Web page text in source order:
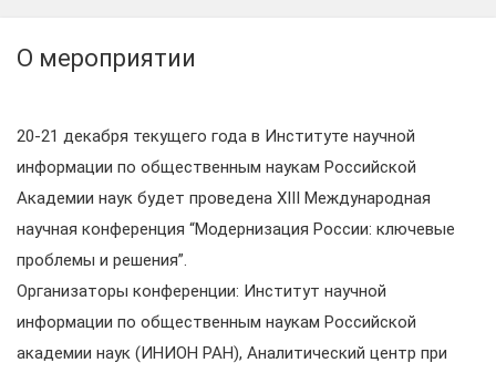
О мероприятии
20-21 декабря текущего года в Институте научной
информации по общественным наукам Российской
Академии наук будет проведена XIII Международная
научная конференция “Модернизация России: ключевые
проблемы и решения”.
Организаторы конференции: Институт научной
информации по общественным наукам Российской
академии наук (ИНИОН РАН), Аналитический центр при